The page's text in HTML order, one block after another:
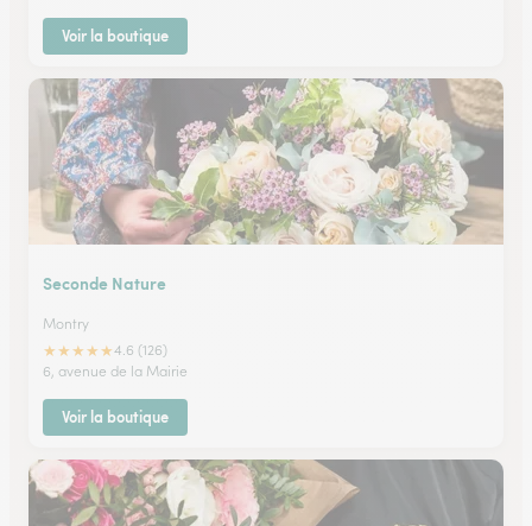
Voir la boutique
Seconde Nature
Montry
★★★★★4.6 (126)
6, avenue de la Mairie
Voir la boutique